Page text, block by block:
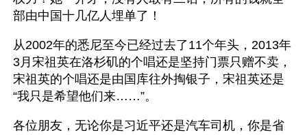
部由中国十几亿人埋单了！
从2002年的悉尼至今已经过去了11个年头，2013年
3月宋祖英在洛杉矶的个唱还是坚持门票只赠不卖，
宋祖英的个唱还是由国库往外掏银子，宋祖英还是
“我只是希望他们来……”。
各位朋友，无论你是习近平还是汽车司机，你是省